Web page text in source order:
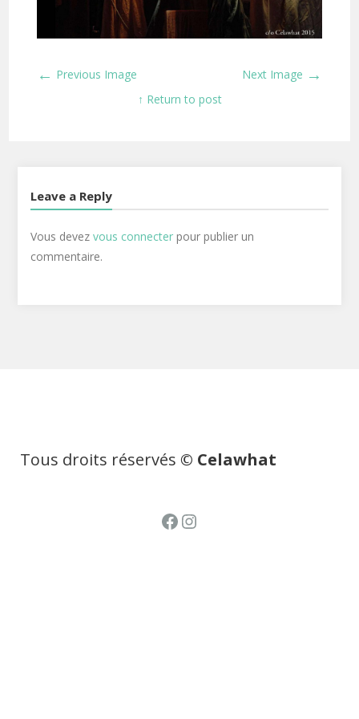
← Previous Image Next Image →
↑ Return to post
Leave a Reply
Vous devez vous connecterpour publier un
commentaire.
Tous droits réservés © Celawhat
Facebook
Instagram